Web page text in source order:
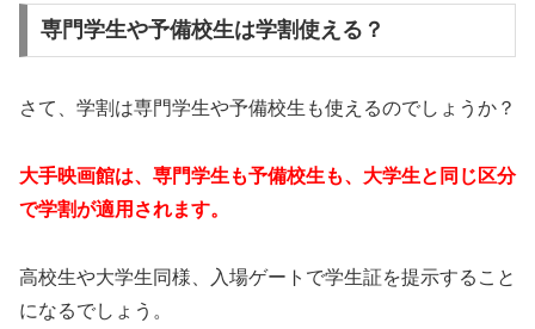
専門学生や予備校生は学割使える？
さて、学割は専門学生や予備校生も使えるのでしょうか？
大手映画館は、専門学生も予備校生も、大学生と同じ区分
で学割が適用されます。
高校生や大学生同様、入場ゲートで学生証を提示すること
になるでしょう。